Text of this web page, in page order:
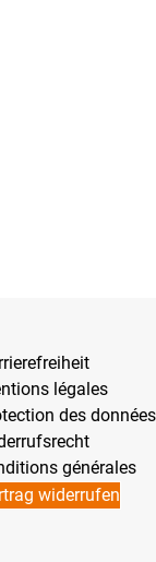
légales
des données
générales
widerrufen